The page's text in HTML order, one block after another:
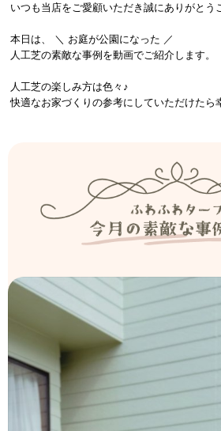
いつも当店をご愛顧いただき誠にありがとう
本日は、 ＼ お庭が公園になった ／
人工芝の素敵な事例を動画でご紹介します。
人工芝の楽しみ方は色々♪
快適なお家づくりの参考にしていただけたら